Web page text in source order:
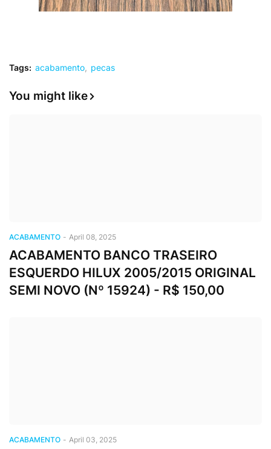
Tags: acabamento pecas
You might like
ACABAMENTO - April 08, 2025
ACABAMENTO BANCO TRASEIRO
ESQUERDO HILUX 2005/2015 ORIGINAL
SEMI NOVO (Nº 15924) - R$ 150,00
ACABAMENTO - April 03, 2025